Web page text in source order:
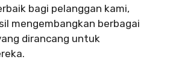
bagi pelanggan kami,
mengembangkan berbagai
dirancang untuk